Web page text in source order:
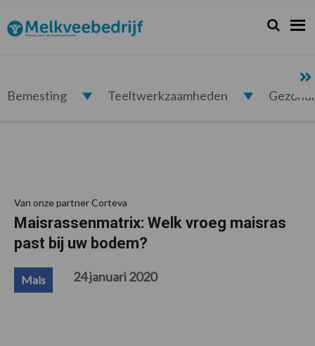
de
hoofdnavigatie
de
hoofd
de
eerste
de
voettekst
Melkveebedrijf.nl Zoeken...
Zoek
Bemesting Teeltwerkzaamheden
Van onze partner Corteva
Maisrassenmatrix: Welk vroeg maisras
past bij uw bodem?
Mais 24 januari 2020